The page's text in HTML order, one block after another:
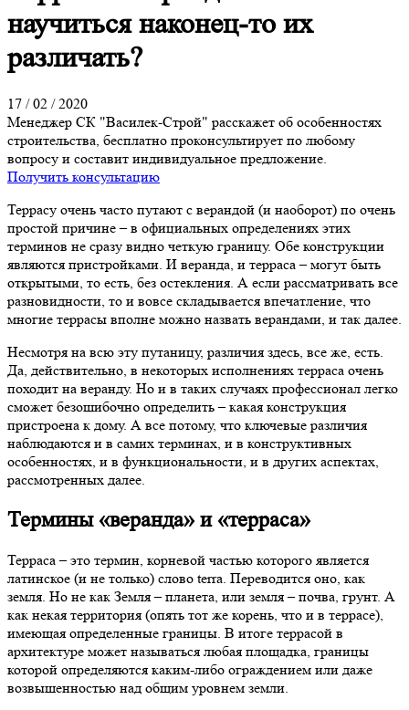
научиться наконец-то их
различать?
17 / 02 / 2020
Менеджер СК "Василек-Строй" расскажет об особенностях
строительства, бесплатно проконсультирует по любому
вопросу и составит индивидуальное предложение.
Получить консультацию
Террасу очень часто путают с верандой (и наоборот) по очень
простой причине – в официальных определениях этих
терминов не сразу видно четкую границу. Обе конструкции
являются пристройками. И веранда, и терраса – могут быть
открытыми, то есть, без остекления. А если рассматривать все
разновидности, то и вовсе складывается впечатление, что
многие террасы вполне можно назвать верандами, и так далее.
Несмотря на всю эту путаницу, различия здесь, все же, есть.
Да, действительно, в некоторых исполнениях терраса очень
походит на веранду. Но и в таких случаях профессионал легко
сможет безошибочно определить – какая конструкция
пристроена к дому. А все потому, что ключевые различия
наблюдаются и в самих терминах, и в конструктивных
особенностях, и в функциональности, и в других аспектах,
рассмотренных далее.
Термины «веранда» и «терраса»
Терраса – это термин, корневой частью которого является
латинское (и не только) слово terra. Переводится оно, как
земля. Но не как Земля – планета, или земля – почва, грунт. А
как некая территория (опять тот же корень, что и в террасе),
имеющая определенные границы. В итоге террасой в
архитектуре может называться любая площадка, границы
которой определяются каким-либо ограждением или даже
возвышенностью над общим уровнем земли.